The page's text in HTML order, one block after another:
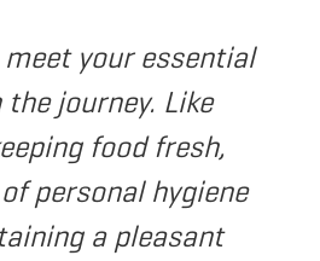
your essential
the journey. Like
food fresh,
personal hygiene
a pleasant